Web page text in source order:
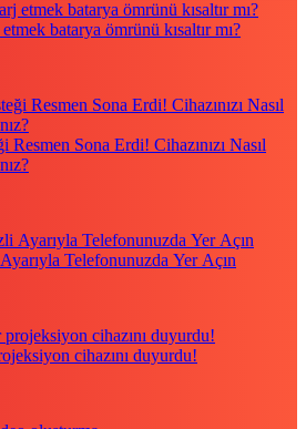
batarya ömrünü kısaltır mı?
Sona Erdi! Cihazınızı Nasıl
Telefonunuzda Yer Açın
cihazını duyurdu!